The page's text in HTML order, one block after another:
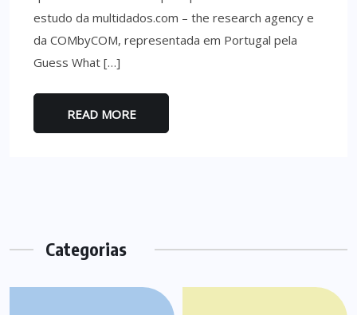
estudo da multidados.com – the research agency e
da COMbyCOM, representada em Portugal pela
Guess What […]
READ MORE
Categorias